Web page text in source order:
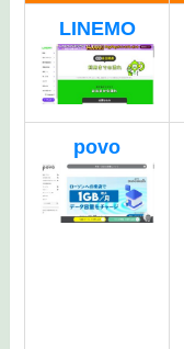
LINEMO
povo